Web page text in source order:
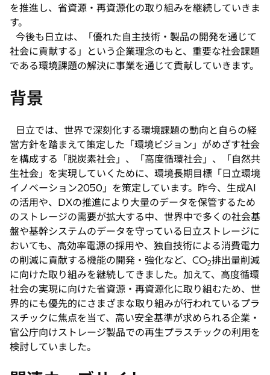
を推進し、省資源・再資源化の取り組みを継続していきま
す。
今後も日立は、「優れた自主技術・製品の開発を通じて
社会に貢献する」という企業理念のもと、重要な社会課題
である環境課題の解決に事業を通じて貢献していきます。
背景
日立では、世界で深刻化する環境課題の動向と自らの経
営方針を踏まえて策定した「環境ビジョン」がめざす社会
を構成する「脱炭素社会」、「高度循環社会」、「自然共
生社会」を実現していくために、環境長期目標「日立環境
イノベーション2050」を策定しています。昨今、生成AI
の活用や、DXの推進により大量のデータを保管するため
のストレージの需要が拡大する中、世界中で多くの社会基
盤や基幹システムのデータを守っている日立ストレージに
おいても、高効率電源の採用や、独自技術による消費電力
の削減に貢献する機能の開発・強化など、CO2排出量削減
に向けた取り組みを継続してきました。加えて、高度循環
社会の実現に向けた省資源・再資源化に取り組むため、世
界的にも優先的にさまざまな取り組みが行われているプラ
スチックに焦点を当て、高い安全基準が求められる企業・
官公庁向けストレージ製品での再生プラスチックの利用を
検討していました。